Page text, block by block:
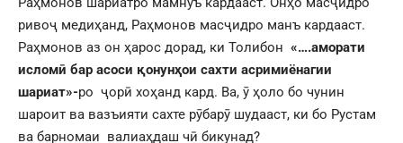
ривоҷ медиҳанд, Раҳмонов масҷидро манъ кардааст.
Раҳмонов аз он ҳарос дорад, ки Толибон «….аморати
исломӣ бар асоси қонунҳои сахти асримиёнагии
шариат»-ро ҷорӣ хоҳанд кард. Ва, ӯ ҳоло бо чунин
шароит ва вазъияти сахте рӯбарӯ шудааст, ки бо Рустам
ва барномаи валиаҳдаш чӣ бикунад?